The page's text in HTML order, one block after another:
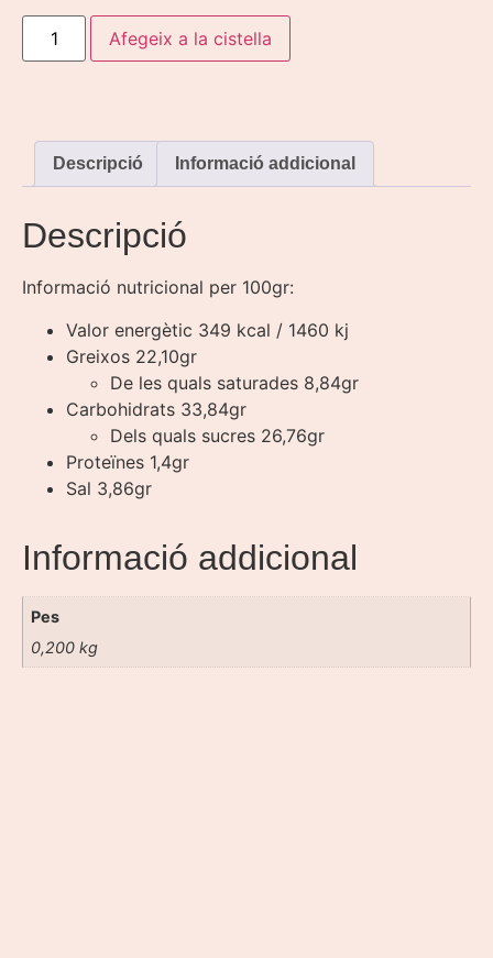
Afegeix a la cistella
Descripció Informació addicional
Descripció
Informació nutricional per 100gr:
Valor energètic 349 kcal / 1460 kj
Greixos 22,10gr
De les quals saturades 8,84gr
Carbohidrats 33,84gr
Dels quals sucres 26,76gr
Proteïnes 1,4gr
Sal 3,86gr
Informació addicional
Pes
0,200 kg